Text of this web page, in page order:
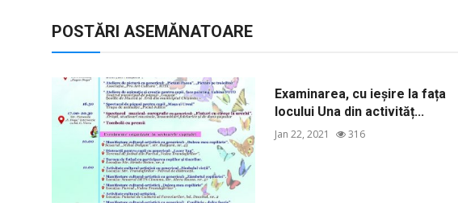
POSTĂRI ASEMĂNATOARE
Examinarea, cu ieșire la fața
locului Una din activităț...
Jan 22, 2021 316